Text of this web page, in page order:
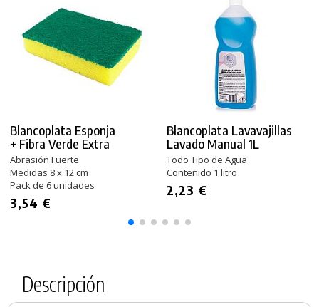
PRODUCTO AÑADIDO AL CARRITO
Blancoplata Esponja
+ Fibra Verde Extra
Abrasión Fuerte
Medidas 8 x 12 cm
Pack de 6 unidades
3,54 €
Blancoplata Lavavajillas
Lavado Manual 1L
Todo Tipo de Agua
Contenido 1 litro
2,23 €
Descripción